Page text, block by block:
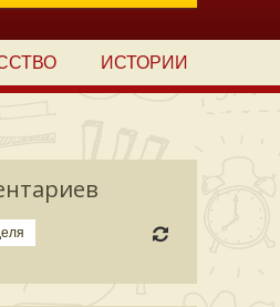
ИСТОРИИ